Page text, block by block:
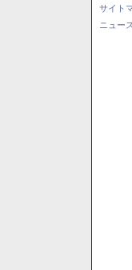
サイト
ニュー